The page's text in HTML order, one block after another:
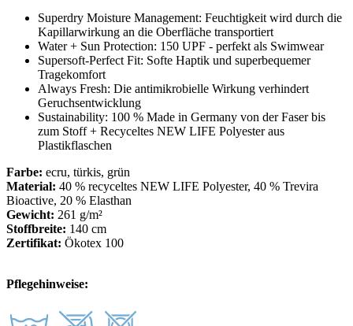
Superdry Moisture Management: Feuchtigkeit wird durch die
Kapillarwirkung an die Oberfläche transportiert
Water + Sun Protection: 150 UPF - perfekt als Swimwear
Supersoft-Perfect Fit: Softe Haptik und superbequemer
Tragekomfort
Always Fresh: Die antimikrobielle Wirkung verhindert
Geruchsentwicklung
Sustainability: 100 % Made in Germany von der Faser bis
zum Stoff + Recyceltes NEW LIFE Polyester aus
Plastikflaschen
Farbe: ecru, türkis, grün
Material: 40 % recyceltes NEW LIFE Polyester, 40 % Trevira
Bioactive, 20 % Elasthan
Gewicht: 261 g/m²
Stoffbreite: 140 cm
Zertifikat: Ökotex 100
Pflegehinweise: